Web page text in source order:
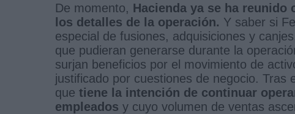
De momento, Hacienda ya se ha reunido
los detalles de la operación. Y saber si
especial de fusiones, adquisiciones y
que pudieran generarse durante la
surjan beneficios por el movimiento de
justificado por cuestiones de negocio. Tras
que tiene la intención de continuar
empleados y cuyo volumen de ventas